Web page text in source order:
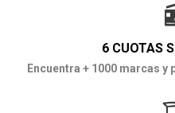
6 CUOTAS
Encuentra + 1000 marcas